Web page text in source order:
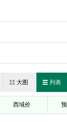
大图 列表
西域价